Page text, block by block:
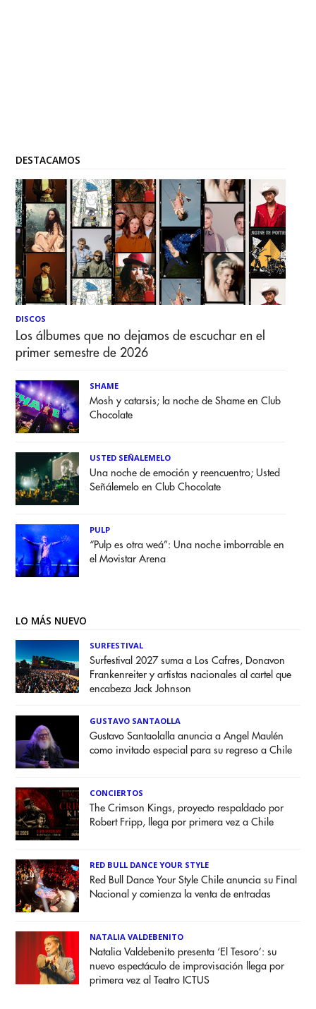
DESTACAMOS
DISCOS
Los álbumes que no dejamos de escuchar en el
primer semestre de 2026
SHAME
Mosh y catarsis; la noche de Shame en Club
Chocolate
USTED SEÑALEMELO
Una noche de emoción y reencuentro; Usted
Señálemelo en Club Chocolate
PULP
“Pulp es otra weá”: Una noche imborrable en
el Movistar Arena
LO MÁS NUEVO
SURFESTIVAL
Surfestival 2027 suma a Los Cafres, Donavon
Frankenreiter y artistas nacionales al cartel que
encabeza Jack Johnson
GUSTAVO SANTAOLLA
Gustavo Santaolalla anuncia a Angel Maulén
como invitado especial para su regreso a Chile
CONCIERTOS
The Crimson Kings, proyecto respaldado por
Robert Fripp, llega por primera vez a Chile
RED BULL DANCE YOUR STYLE
Red Bull Dance Your Style Chile anuncia su Final
Nacional y comienza la venta de entradas
NATALIA VALDEBENITO
Natalia Valdebenito presenta ‘El Tesoro’: su
nuevo espectáculo de improvisación llega por
primera vez al Teatro ICTUS